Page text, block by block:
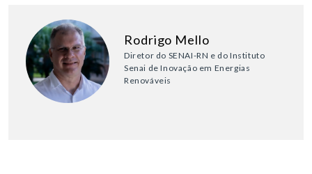
Rodrigo Mello
Diretor do SENAI-RN e do Instituto
Senai de Inovação em Energias
Renováveis